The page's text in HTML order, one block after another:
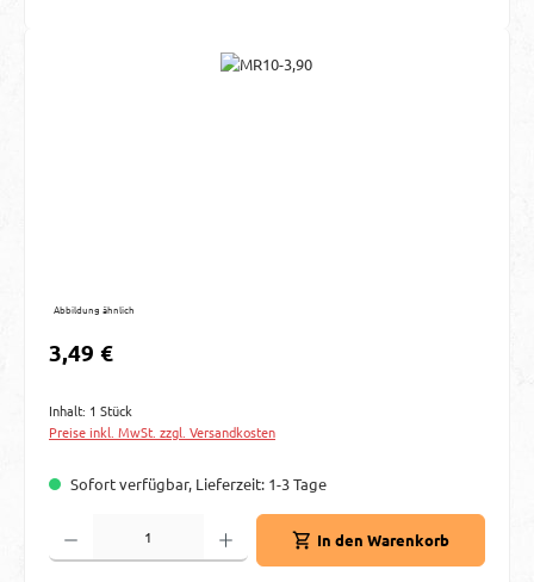
Bildergalerie überspringen
Abbildung ähnlich
Regulärer Preis:
3,49 €
Inhalt: 1 Stück
Preise inkl. MwSt. zzgl. Versandkosten
Sofort verfügbar, Lieferzeit: 1-3 Tage
Produkt Anzahl: Gib den gewünschten Wert ein oder benutze die Schaltflächen
In den Warenkorb